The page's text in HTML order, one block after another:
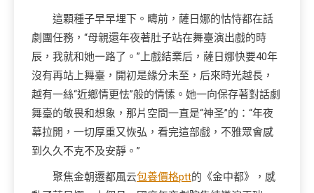
這顆種子早早埋下。疇前，薩日娜的怙恃都在話
劇團任務，“母親還年夜著肚子站在舞臺演出戲的時
辰，我就和她一路了。”上戲結業后，薩日娜快要40年
沒有再站上舞臺，開初是緣分未至，后來時光越長，
越有一絲“近鄉情更怯”般的情愫。她一向保存著對話劇
舞臺的敬畏和想象，那片空間一直是“神圣”的：“年夜
幕拉開，一切厚重又恢弘，看完這部戲，不雅眾會感
到久久不克不及安靜。”
聚焦金朝遷都風云包養價格ptt的《金中都》，感